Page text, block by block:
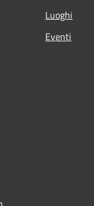
Luoghi
Eventi